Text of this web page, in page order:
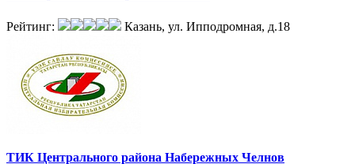
Рейтинг: Казань, ул. Ипподромная, д.18
ТИК Центрального района Набережных Челнов